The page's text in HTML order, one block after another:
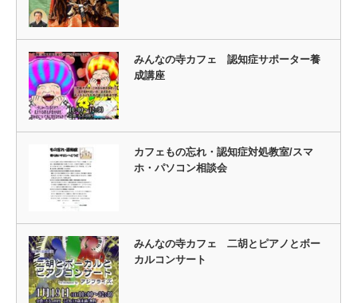
みんなの寺カフェ 認知症サポーター養
成講座
カフェもの忘れ・認知症対処教室/スマ
ホ・パソコン相談会
みんなの寺カフェ 二胡とピアノとボー
カルコンサート